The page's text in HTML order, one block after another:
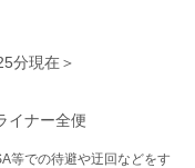
分現在＞
イナー全便
等での待避や迂回などをす